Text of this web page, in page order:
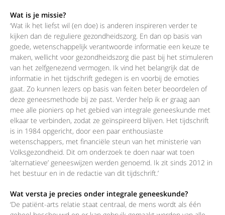
Wat is je missie?
‘Wat ik het liefst wil (en doe) is anderen inspireren verder te
kijken dan de reguliere gezondheidszorg. En dan op basis van
goede, wetenschappelijk verantwoorde informatie een keuze te
maken, wellicht voor gezondheidszorg die past bij het stimuleren
van het zelfgenezend vermogen. Ik vind het belangrijk dat de
informatie in het tijdschrift gedegen is en voorbij de emoties
gaat. Zo kunnen lezers op basis van feiten beter beoordelen of
deze geneesmethode bij ze past. Verder help ik er graag aan
mee alle pioniers op het gebied van integrale geneeskunde met
elkaar te verbinden, zodat ze geïnspireerd blijven. Het tijdschrift
is in 1984 opgericht, door een paar enthousiaste
wetenschappers, met financiële steun van het ministerie van
Volksgezondheid. Dit om onderzoek te doen naar wat toen
‘alternatieve’ geneeswijzen werden genoemd. Ik zit sinds 2012 in
het bestuur en in de redactie van dit tijdschrift.’
Wat versta je precies onder integrale geneeskunde?
‘De patiënt-arts relatie staat centraal, de mens wordt als één